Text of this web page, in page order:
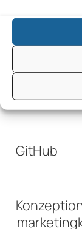
GitHub
GitHub
GitHub